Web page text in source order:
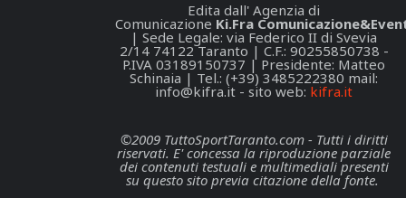
Edita dall' Agenzia di
Comunicazione Ki.Fra
| Sede Legale: via Federico II di Svevia
2/14 74122 Taranto | C.F.: 90255850738 -
P.IVA 03189150737 | Presidente: Matteo
Schinaia | Tel.: (+39) 3485222380 mail:
info@kifra.it - sito web: kifra.it
©2009 TuttoSportTaranto.com - Tutti i diritti
riservati. E' concessa la riproduzione parziale
dei contenuti testuali e multimediali presenti
su questo sito previa citazione della fonte.